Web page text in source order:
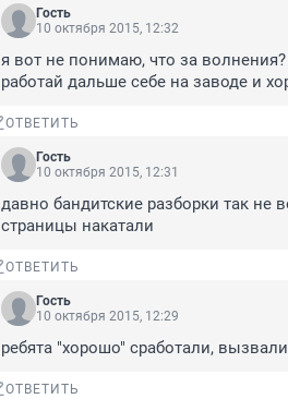
Гость
10 октября 2015, 12:32
я вот не понимаю, что за
работай дальше себе на заводе и
ОТВЕТИТЬ
Гость
10 октября 2015, 12:31
давно бандитские разборки так не
страницы накатали
ОТВЕТИТЬ
Гость
10 октября 2015, 12:29
ребята "хорошо" сработали,
ОТВЕТИТЬ